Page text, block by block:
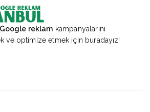
Google reklam kampanyalarını
ve optimize etmek için buradayız!